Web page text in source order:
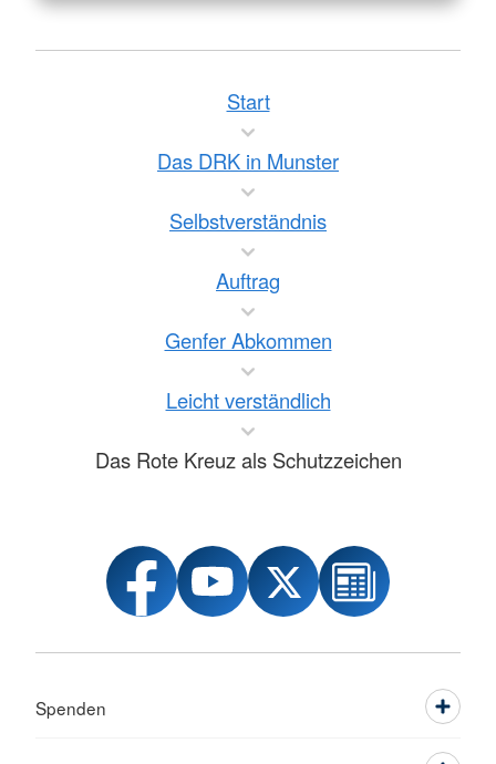
Start
Das DRK in Munster
Selbstverständnis
Auftrag
Genfer Abkommen
Leicht verständlich
Das Rote Kreuz als Schutzzeichen
Spenden